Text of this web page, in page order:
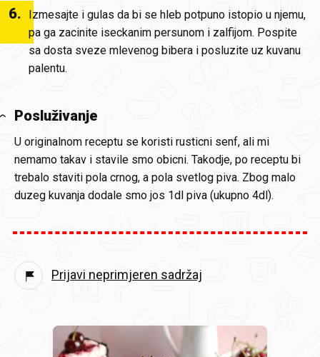
6.
Izmesajte i gulas da bi se hleb potpuno istopio u njemu,
pa ga zacinite iseckanim persunom i zalfijom. Pospite
sa dosta sveze mlevenog bibera i posluzite uz kuvanu
palentu.
Posluživanje
U originalnom receptu se koristi rusticni senf, ali mi
nemamo takav i stavile smo obicni. Takodje, po receptu bi
trebalo staviti pola crnog, a pola svetlog piva. Zbog malo
duzeg kuvanja dodale smo jos 1dl piva (ukupno 4dl).
Prijavi neprimjeren sadržaj